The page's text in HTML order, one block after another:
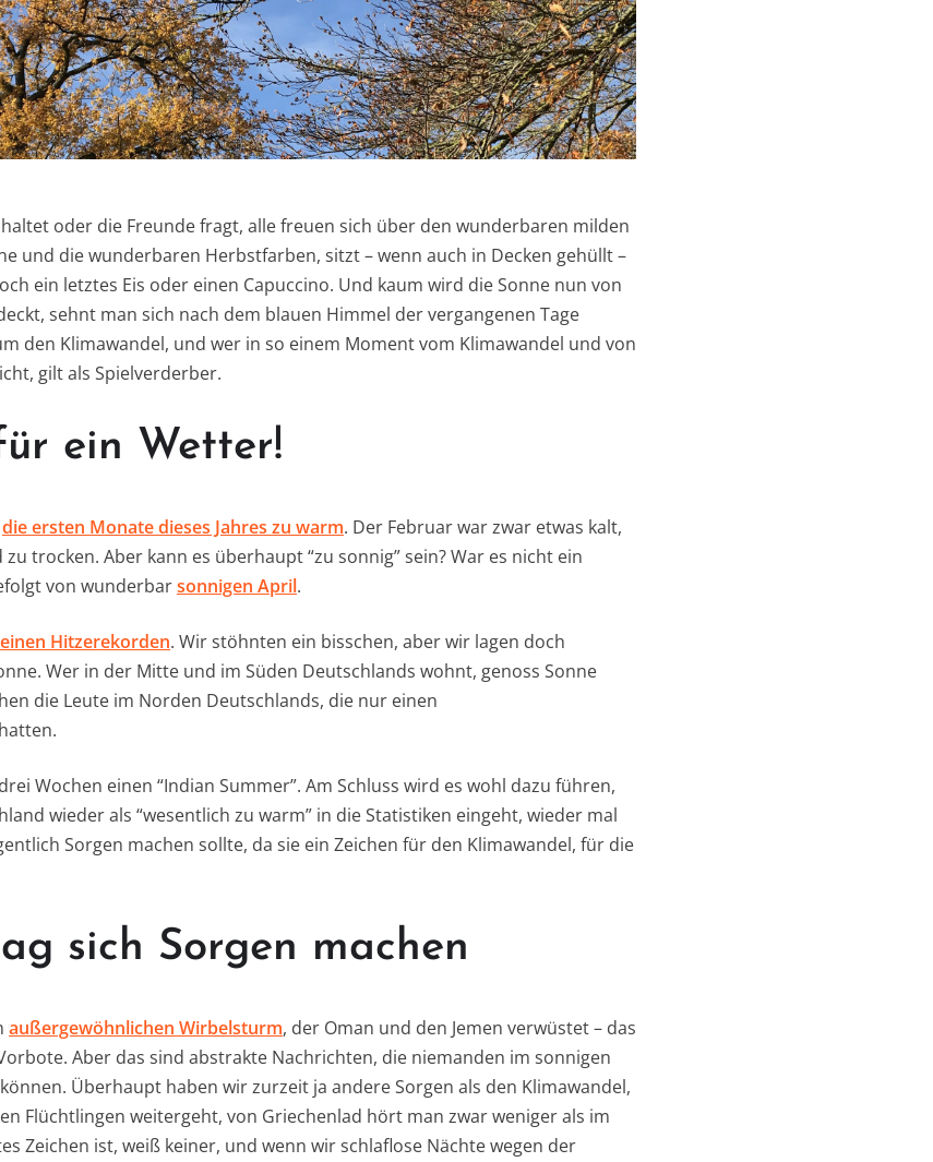
oder die Freunde fragt, alle freuen sich über den wunderbaren milden
und die wunderbaren Herbstfarben, sitzt – wenn auch in Decken gehüllt –
ein letztes Eis oder einen Capuccino. Und kaum wird die Sonne nun von
sehnt man sich nach dem blauen Himmel der vergangenen Tage
den Klimawandel, und wer in so einem Moment vom Klimawandel und von
gilt als Spielverderber.
ein Wetter!
die ersten Monate dieses Jahres zu warm. Der Februar war zwar etwas kalt,
trocken. Aber kann es überhaupt “zu sonnig” sein? War es nicht ein
von wunderbarsonnigen April.
Hitzerekorden. Wir stöhnten ein bisschen, aber wir lagen doch
Wer in der Mitte und im Süden Deutschlands wohnt, genoss Sonne
die Leute im Norden Deutschlands, die nur einen
Wochen einen “Indian Summer”. Am Schluss wird es wohl dazu führen,
wieder als “wesentlich zu warm” in die Statistiken eingeht, wieder mal
Sorgen machen sollte, da sie ein Zeichen für den Klimawandel, für die
sich Sorgen machen
außergewöhnlichen Wirbelsturm, der Oman und den Jemen verwüstet – das
Aber das sind abstrakte Nachrichten, die niemanden im sonnigen
Überhaupt haben wir zurzeit ja andere Sorgen als den Klimawandel,
Flüchtlingen weitergeht, von Griechenlad hört man zwar weniger als im
Zeichen ist, weiß keiner, und wenn wir schlaflose Nächte wegen der